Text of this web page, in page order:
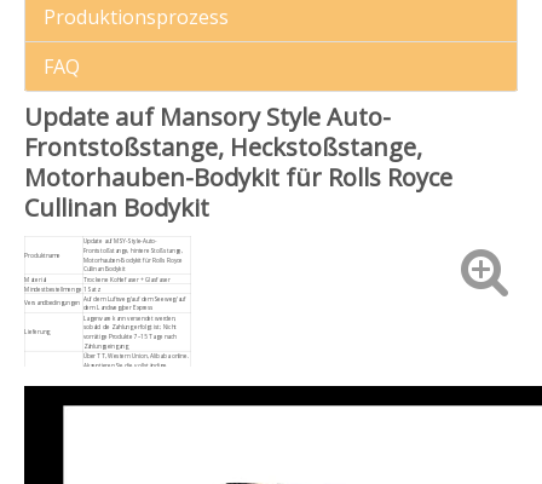
Produktionsprozess
FAQ
Update auf Mansory Style Auto-
Frontstoßstange, Heckstoßstange,
Motorhauben-Bodykit für Rolls Royce
Cullinan Bodykit
Produktname
Update auf MSY-Style-Auto-
Frontstoßstange, hintere Stoßstange,
Motorhauben-Bodykit für Rolls Royce
Cullinan Bodykit
Material
Trockene Kohlefaser + Glasfaser
Mindestbestellmenge 1 Satz
Versandbedingungen
Auf dem Luftweg/auf dem Seeweg/auf
dem Landweg/per Express
Lieferung
Lagerware kann versendet werden,
sobald die Zahlung erfolgt ist; Nicht
vorrätige Produkte 7–15 Tage nach
Zahlungseingang
Über TT, Western Union, Alibaba online.
Akzeptieren Sie die vollständige